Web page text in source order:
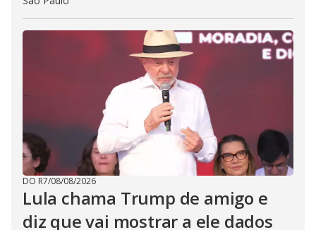
DO R7/08/08/2026
Lula chama Trump de amigo e
diz que vai mostrar a ele dados